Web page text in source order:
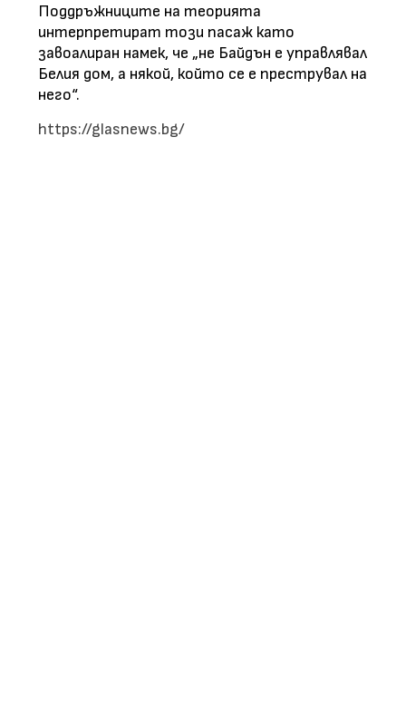
Поддръжниците на теорията
интерпретират този пасаж като
завоалиран намек, че „не Байдън е управлявал
Белия дом, а някой, който се е преструвал на
него“.
https://glasnews.bg/